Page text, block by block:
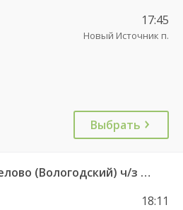
17:45
Новый Источник п.
Выбрать
Вологда АВ — Погорелово (Вологодский) ч/з Новый Источник 422
18:11